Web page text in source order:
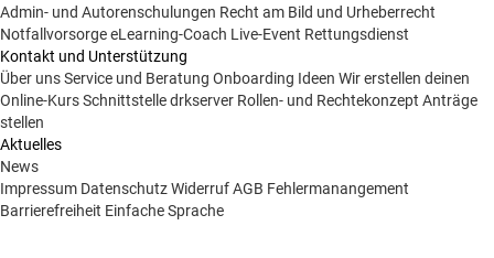
Admin- und Autorenschulungen Recht am Bild und Urheberrecht
NotfallvorsorgeeLearning-Coach Live-Event Rettungsdienst
Kontakt und Unterstützung
Über unsService und Beratung Onboarding Ideen Wir erstellen deinen
Online-KursSchnittstelle drkserver Rollen- und Rechtekonzept Anträge
stellen
Aktuelles
News
Impressum DatenschutzWiderrufAGB Fehlermanangement
Barrierefreiheit Einfache Sprache